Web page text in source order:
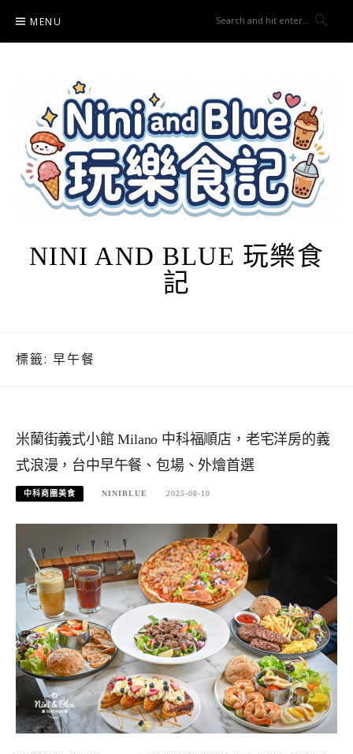
content
MENU
NINI AND BLUE 玩樂食
記
標籤: 早午餐
米蘭街義式小館 Milano 中科福順店，老宅洋房的義
式浪漫，台中早午餐、包場、外燴首選
中科商圈美食 NINIBLUE 2025-08-10